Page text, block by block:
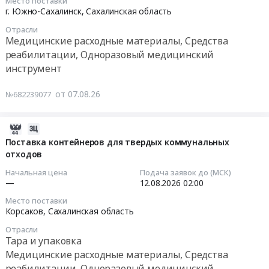
г. Южно-Сахалинск,Сахалинская область
Отрасли
Медицинские расходные материалы, Средства
реабилитации, Одноразовый медицинский
инструмент
№682239077 от 07.08.26
Поставка контейнеров для твердых коммунальных
отходов
Начальная цена
—
Подача заявок до (МСК)
12.08.2026 02:00
Место поставки
Корсаков, Сахалинская область
Отрасли
Тара и упаковка
Медицинские расходные материалы, Средства